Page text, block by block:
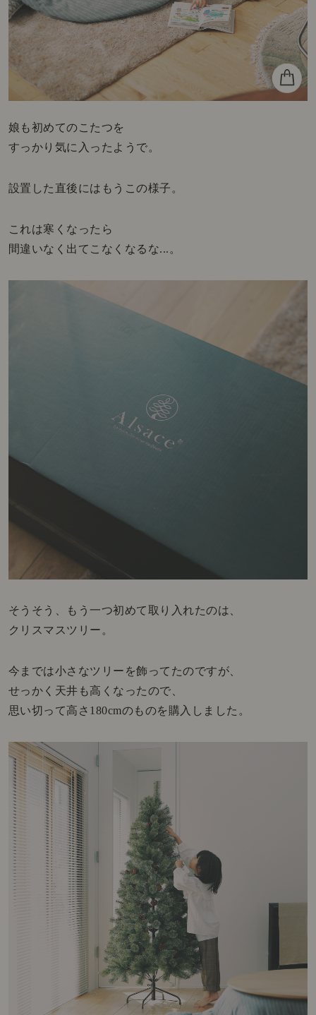
娘も初めてのこたつを
すっかり気に入ったようで。
設置した直後にはもうこの様子。
これは寒くなったら
間違いなく出てこなくなるな...。
そうそう、もう一つ初めて取り入れたのは、
クリスマスツリー。
今までは小さなツリーを飾ってたのですが、
せっかく天井も高くなったので、
思い切って高さ180cmのものを購入しました。